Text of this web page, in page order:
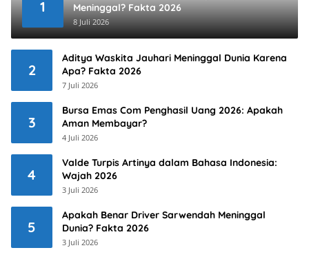
1
Meninggal? Fakta 2026
8 Juli 2026
2
Aditya Waskita Jauhari Meninggal Dunia Karena
Apa? Fakta 2026
7 Juli 2026
3
Bursa Emas Com Penghasil Uang 2026: Apakah
Aman Membayar?
4 Juli 2026
4
Valde Turpis Artinya dalam Bahasa Indonesia:
Wajah 2026
3 Juli 2026
5
Apakah Benar Driver Sarwendah Meninggal
Dunia? Fakta 2026
3 Juli 2026